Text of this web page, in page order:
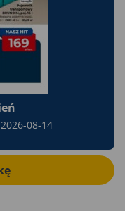
2026-08-14